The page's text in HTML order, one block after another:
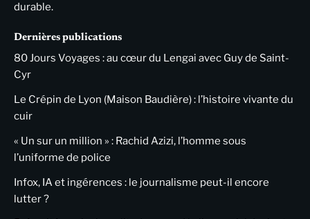
durable.
Dernières publications
80 Jours Voyages : au cœur du Lengai avec Guy de Saint-
Cyr
Le Crépin de Lyon (Maison Baudière) : l’histoire vivante du
cuir
« Un sur un million » : Rachid Azizi, l’homme sous
l’uniforme de police
Infox, IA et ingérences : le journalisme peut-il encore
lutter ?